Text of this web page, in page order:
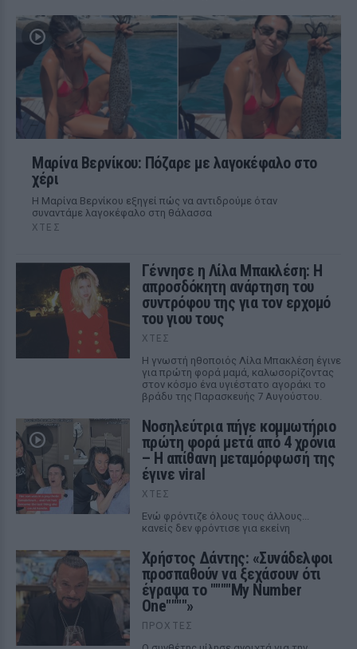
Μαρίνα Βερνίκου: Πόζαρε με λαγοκέφαλο στο
χέρι
Η Μαρίνα Βερνίκου εξηγεί πώς να αντιδρούμε όταν
συναντάμε λαγοκέφαλο στη θάλασσα
ΧΤΕΣ
Γέννησε η Λίλα Μπακλέση: Η
απροσδόκητη ανάρτηση του
συντρόφου της για τον ερχομό
του γιου τους
ΧΤΕΣ
Η γνωστή ηθοποιός Λίλα Μπακλέση έγινε
για πρώτη φορά μαμά, καλωσορίζοντας
στον κόσμο ένα υγιέστατο αγοράκι το
βράδυ της Παρασκευής 7 Αυγούστου.
Νοσηλεύτρια πήγε κομμωτήριο
πρώτη φορά μετά από 4 χρόνια
– Η απίθανη μεταμόρφωσή της
έγινε viral
ΧΤΕΣ
Ενώ φρόντιζε όλους τους άλλους...
κανείς δεν φρόντισε για εκείνη
Χρήστος Δάντης: «Συνάδελφοι
προσπαθούν να ξεχάσουν ότι
έγραψα το """"My Number
One""""»
ΠΡΟΧΤΈΣ